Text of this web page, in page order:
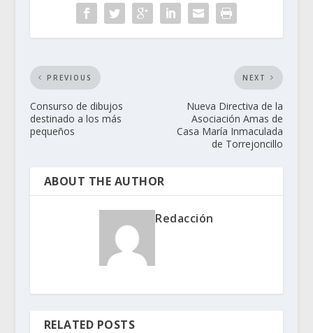
PREVIOUS
Consurso de dibujos
destinado a los más
pequeños
NEXT
Nueva Directiva de la
Asociación Amas de
Casa María Inmaculada
de Torrejoncillo
ABOUT THE AUTHOR
Redacción
RELATED POSTS